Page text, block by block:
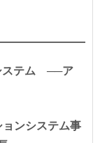
ステム ──ア
ンシステム事